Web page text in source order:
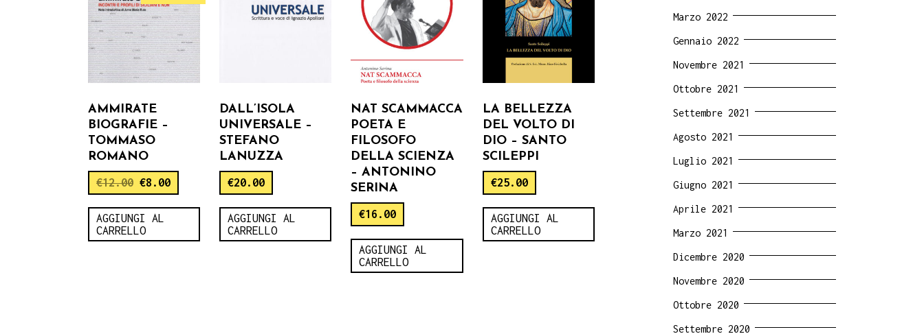
AMMIRATE
BIOGRAFIE –
TOMMASO
ROMANO
€12.00 €8.00
AGGIUNGI AL
CARRELLO
DALL’ISOLA
UNIVERSALE –
STEFANO
LANUZZA
€20.00
AGGIUNGI AL
CARRELLO
NAT SCAMMACCA
POETA E
FILOSOFO
DELLA SCIENZA
– ANTONINO
SERINA
€16.00
AGGIUNGI AL
CARRELLO
LA BELLEZZA
DEL VOLTO DI
DIO – SANTO
SCILEPPI
€25.00
AGGIUNGI AL
CARRELLO
Marzo 2022
Gennaio 2022
Novembre 2021
Ottobre 2021
Settembre 2021
Agosto 2021
Luglio 2021
Giugno 2021
Aprile 2021
Marzo 2021
Dicembre 2020
Novembre 2020
Ottobre 2020
Settembre 2020